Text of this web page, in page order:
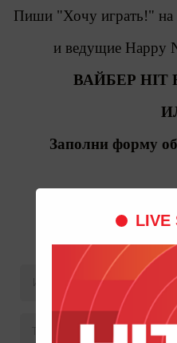
LIVE
Пиши "Хочу играть!"
и ведущие Happy
ВАЙБЕР HIT
Заполни форму
Имя и Фамилия*
Телефон